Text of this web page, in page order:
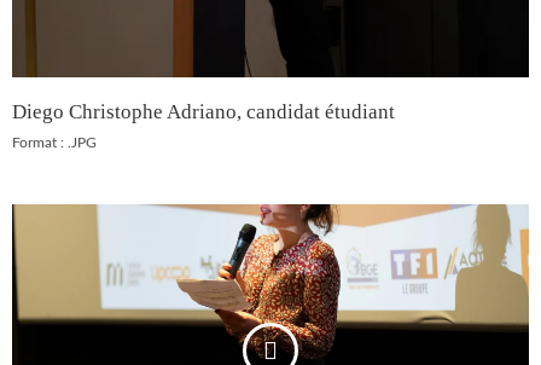
Diego Christophe Adriano, candidat étudiant
Format : .JPG